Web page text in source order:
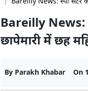
Bareilly News:
छापेमारी में छह
By Parakh Khabar On